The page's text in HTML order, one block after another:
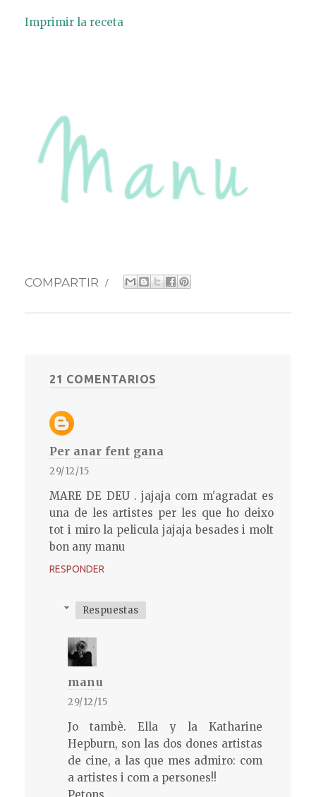
Imprimir la receta
COMPARTIR /
21 COMENTARIOS
Per anar fent gana
29/12/15
MARE DE DEU . jajaja com m'agradat es
una de les artistes per les que ho deixo
tot i miro la pelicula jajaja besades i molt
bon any manu
RESPONDER
Respuestas
manu
29/12/15
Jo tambè. Ella y la Katharine
Hepburn, son las dos dones artistas
de cine, a las que mes admiro: com
a artistes i com a persones!!
Petons